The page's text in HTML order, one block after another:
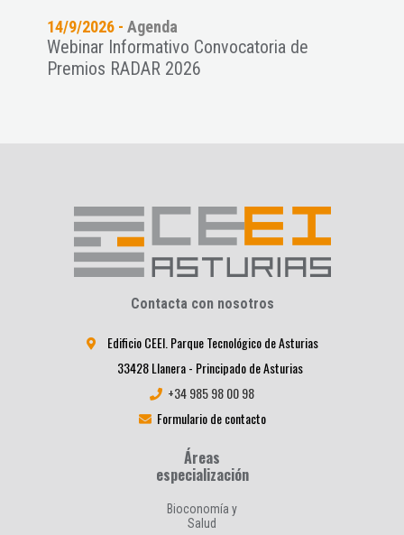
14/9/2026 -Agenda
Webinar Informativo Convocatoria de
Premios RADAR 2026
Contacta con nosotros
Edificio CEEI. Parque Tecnológico de Asturias
33428 Llanera - Principado de Asturias
+34 985 98 00 98
Formulario de contacto
Áreas
especialización
Bioconomía y
Salud